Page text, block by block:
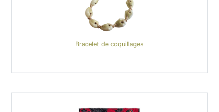
Bracelet de coquillages